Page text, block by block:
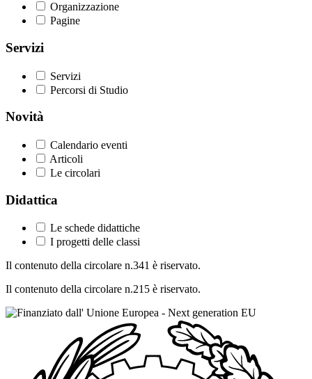
Organizzazione
Pagine
Servizi
Servizi
Percorsi di Studio
Novità
Calendario eventi
Articoli
Le circolari
Didattica
Le schede didattiche
I progetti delle classi
Il contenuto della circolare n.341 è riservato.
Il contenuto della circolare n.215 è riservato.